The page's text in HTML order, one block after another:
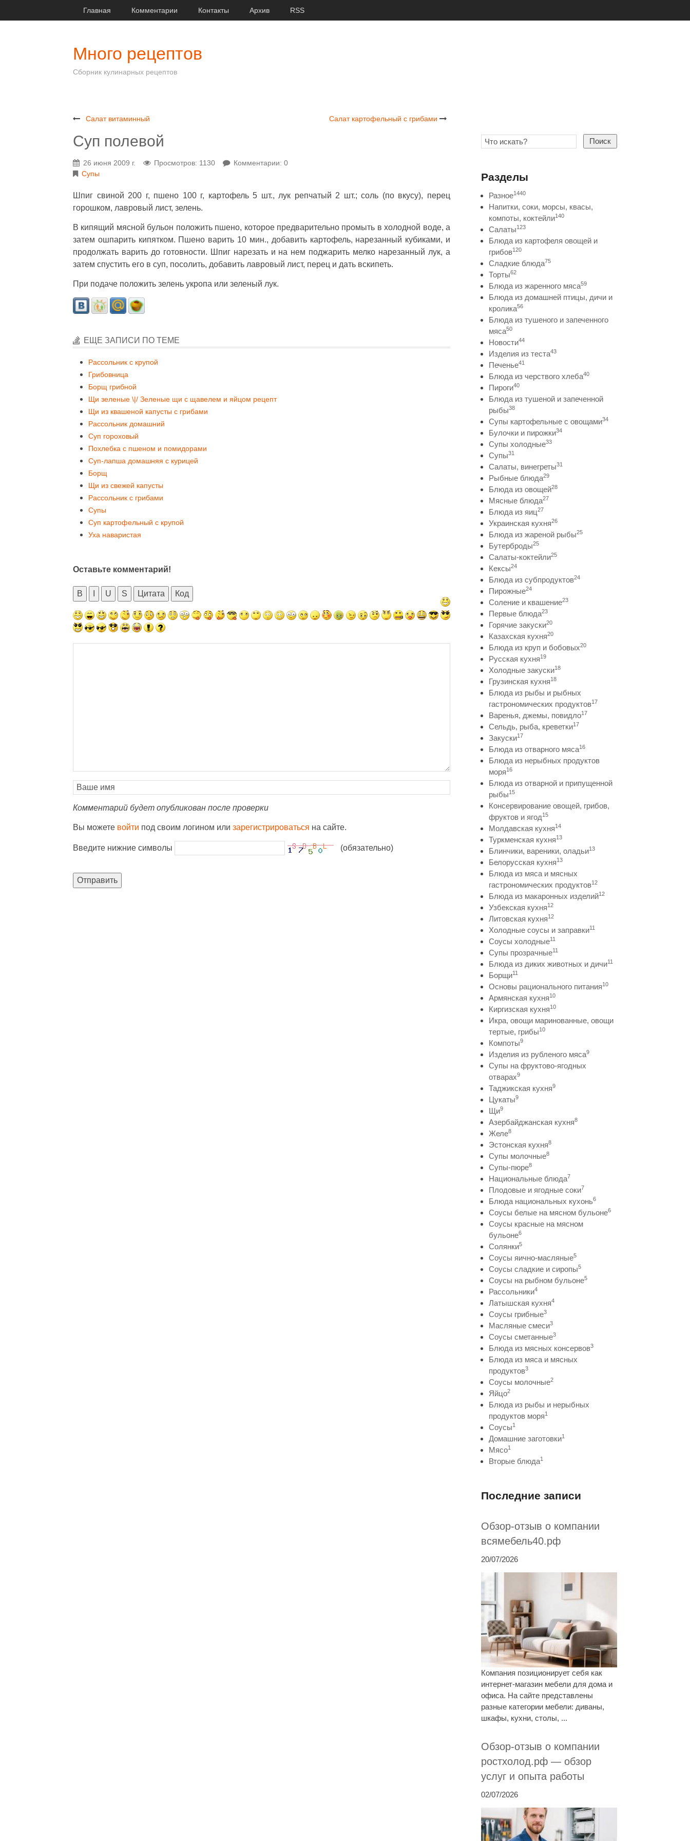
Главная Комментарии Контакты Архив RSS
Много рецептов
Сборник кулинарных рецептов
Салат витаминный Салат картофельный с грибами
Суп полевой
26 июня 2009 г. Просмотров: 1130
Комментарии: 0
Супы
Шпиг свиной 200 г, пшено 100 г, картофель 5 шт., лук репчатый 2 шт.; соль (по вкусу), перец
горошком, лавровый лист, зелень.
В кипящий мясной бульон положить пшено, которое предварительно промыть в холодной воде, а
затем ошпарить кипятком. Пшено варить 10 мин., добавить картофель, нарезанный кубиками, и
продолжать варить до готовности. Шпиг нарезать и на нем поджарить мелко нарезанный лук, а
затем спустить его в суп, посолить, добавить лавровый лист, перец и дать вскипеть.
При подаче положить зелень укропа или зеленый лук.
ЕЩЕ ЗАПИСИ ПО ТЕМЕ
Рассольник с крупой
Грибовница
Борщ грибной
Щи зеленые \|/ Зеленые щи с щавелем и яйцом рецепт
Щи из квашеной капусты с грибами
Рассольник домашний
Суп гороховый
Похлебка с пшеном и помидорами
Суп-лапша домашняя с курицей
Борщ
Щи из свежей капусты
Рассольник с грибами
Супы
Суп картофельный с крупой
Уха наваристая
Оставьте комментарий!
B U S Цитата Код
Комментарий будет опубликован после проверки
Вы можете войти под своим логином или зарегистрироваться на сайте.
Введите нижние символы (обязательно)
Отправить
Поиск
Разделы
Разное1440
Напитки, соки, морсы, квасы,
компоты, коктейли140
Салаты123
Блюда из картофеля овощей и
грибов120
Сладкие блюда75
Торты62
Блюда из жаренного мяса59
Блюда из домашней птицы, дичи и
кролика56
Блюда из тушеного и запеченного
мяса50
Новости44
Изделия из теста43
Печенье41
Блюда из черствого хлеба40
Пироги40
Блюда из тушеной и запеченной
рыбы38
Супы картофельные с овощами34
Булочки и пирожки34
Супы холодные33
Супы31
Салаты, винегреты31
Рыбные блюда29
Блюда из овощей28
Мясные блюда27
Блюда из яиц27
Украинская кухня26
Блюда из жареной рыбы25
Бутерброды25
Салаты-коктейли25
Кексы24
Блюда из субпродуктов24
Пирожные24
Соление и квашение23
Первые блюда23
Горячие закуски20
Казахская кухня20
Блюда из круп и бобовых20
Русская кухня19
Холодные закуски18
Грузинская кухня18
Блюда из рыбы и рыбных
гастрономических продуктов17
Варенья, джемы, повидло17
Сельдь, рыба, креветки17
Закуски17
Блюда из отварного мяса16
Блюда из нерыбных продуктов
моря16
Блюда из отварной и припущенной
рыбы15
Консервирование овощей, грибов,
фруктов и ягод15
Молдавская кухня14
Туркменская кухня13
Блинчики, вареники, оладьи13
Белорусская кухня13
Блюда из мяса и мясных
гастрономических продуктов12
Блюда из макаронных изделий12
Узбекская кухня12
Литовская кухня12
Холодные соусы и заправки11
Соусы холодные11
Супы прозрачные11
Блюда из диких животных и дичи11
Борщи11
Основы рационального питания10
Армянская кухня10
Киргизская кухня10
Икра, овощи маринованные, овощи
тертые, грибы10
Компоты9
Изделия из рубленого мяса9
Супы на фруктово-ягодных
отварах9
Таджикская кухня9
Цукаты9
Щи9
Азербайджанская кухня8
Желе8
Эстонская кухня8
Супы молочные8
Супы-пюре8
Национальные блюда7
Плодовые и ягодные соки7
Блюда национальных кухонь6
Соусы белые на мясном бульоне6
Соусы красные на мясном
бульоне6
Солянки5
Соусы яично-масляные5
Соусы сладкие и сиропы5
Соусы на рыбном бульоне5
Рассольники4
Латышская кухня4
Соусы грибные3
Масляные смеси3
Соусы сметанные3
Блюда из мясных консервов3
Блюда из мяса и мясных
продуктов3
Соусы молочные2
Яйцо2
Блюда из рыбы и нерыбных
продуктов моря1
Соусы1
Домашние заготовки1
Мясо1
Вторые блюда1
Последние записи
Обзор-отзыв о компании
всямебель40.рф
20/07/2026
Компания позиционирует себя как
интернет-магазин мебели для дома и
офиса. На сайте представлены
разные категории мебели: диваны,
шкафы, кухни, столы, ...
Обзор-отзыв о компании
ростхолод.рф — обзор
услуг и опыта работы
02/07/2026